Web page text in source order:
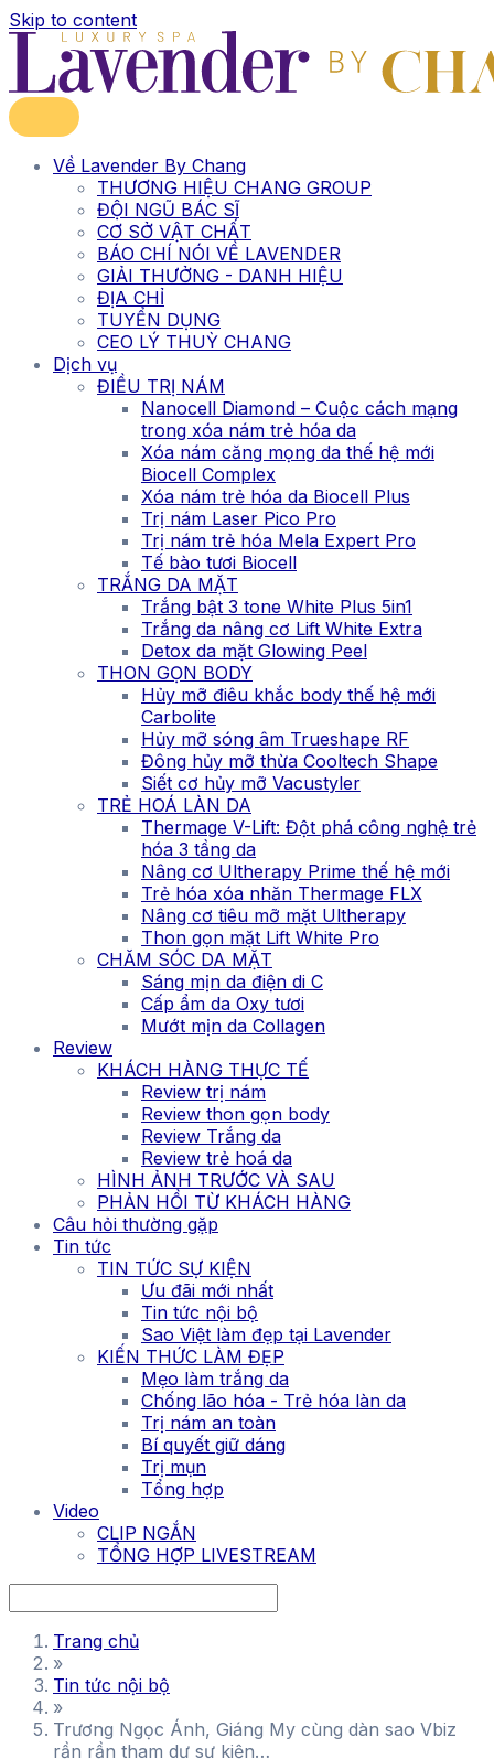
Skip to content
Về Lavender By Chang
THƯƠNG HIỆU CHANG GROUP
ĐỘI NGŨ BÁC SĨ
CƠ SỞ VẬT CHẤT
BÁO CHÍ NÓI VỀ LAVENDER
GIẢI THƯỞNG - DANH HIỆU
ĐỊA CHỈ
TUYỂN DỤNG
CEO LÝ THUỲ CHANG
Dịch vụ
ĐIỀU TRỊ NÁM
Nanocell Diamond – Cuộc cách mạng
trong xóa nám trẻ hóa da
Xóa nám căng mọng da thế hệ mới
Biocell Complex
Xóa nám trẻ hóa da Biocell Plus
Trị nám Laser Pico Pro
Trị nám trẻ hóa Mela Expert Pro
Tế bào tươi Biocell
TRẮNG DA MẶT
Trắng bật 3 tone White Plus 5in1
Trắng da nâng cơ Lift White Extra
Detox da mặt Glowing Peel
THON GỌN BODY
Hủy mỡ điêu khắc body thế hệ mới
Carbolite
Hủy mỡ sóng âm Trueshape RF
Đông hủy mỡ thừa Cooltech Shape
Siết cơ hủy mỡ Vacustyler
TRẺ HOÁ LÀN DA
Thermage V-Lift: Đột phá công nghệ trẻ
hóa 3 tầng da
Nâng cơ Ultherapy Prime thế hệ mới
Trẻ hóa xóa nhăn Thermage FLX
Nâng cơ tiêu mỡ mặt Ultherapy
Thon gọn mặt Lift White Pro
CHĂM SÓC DA MẶT
Sáng mịn da điện di C
Cấp ẩm da Oxy tươi
Mướt mịn da Collagen
Review
KHÁCH HÀNG THỰC TẾ
Review trị nám
Review thon gọn body
Review Trắng da
Review trẻ hoá da
HÌNH ẢNH TRƯỚC VÀ SAU
PHẢN HỒI TỪ KHÁCH HÀNG
Câu hỏi thường gặp
Tin tức
TIN TỨC SỰ KIỆN
Ưu đãi mới nhất
Tin tức nội bộ
Sao Việt làm đẹp tại Lavender
KIẾN THỨC LÀM ĐẸP
Mẹo làm trắng da
Chống lão hóa - Trẻ hóa làn da
Trị nám an toàn
Bí quyết giữ dáng
Trị mụn
Tổng hợp
Video
CLIP NGẮN
TỔNG HỢP LIVESTREAM
Trang chủ
»
Tin tức nội bộ
»
Trương Ngọc Ánh, Giáng My cùng dàn sao Vbiz
rần rần tham dự sự kiện…